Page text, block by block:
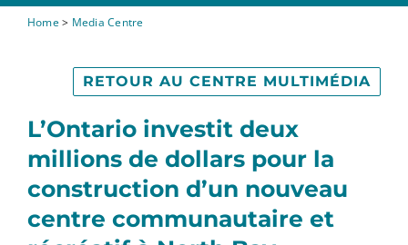
FAQs
Contactez-nous
English
Home> Media Centre
L’Ontario investit deux
millions de dollars pour la
construction d’un nouveau
centre communautaire et
RETOUR AU CENTRE MULTIMÉDIA